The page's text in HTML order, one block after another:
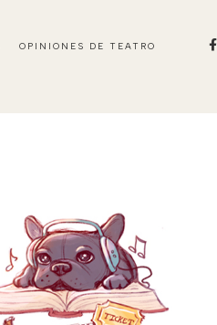
OPINIONES DE TEATRO